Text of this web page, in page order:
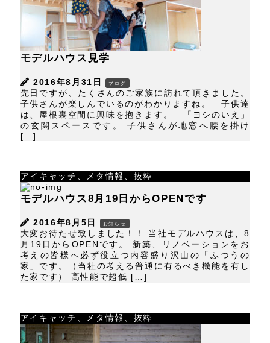
モデルハウス見学
2016年8月31日 ブログ
先日ですが、たくさんのご家族に訪れて頂きました。
子供さんが楽しんでいるのがわかりますね。 子供達
は、屋根裏空間に興味を抱きます。 「ヨシのいえ」
の玄関スペースです。 子供さんが地窓へ腰を掛け
[…]
アイキャッチ、メタ情報、抜粋
モデルハウス8月19日からOPENです
2016年8月5日 お知らせ
大変お待たせ致しました！！ 当社モデルハウスは、8
月19日からOPENです。 新築、リノベーションをお
考えの皆様へ必ず役立つ内容盛り沢山の「ふつうの
家」です。（当社の考える普通に有るべき機能を有し
た家です） 高性能で超低 […]
アイキャッチ、メタ情報、抜粋